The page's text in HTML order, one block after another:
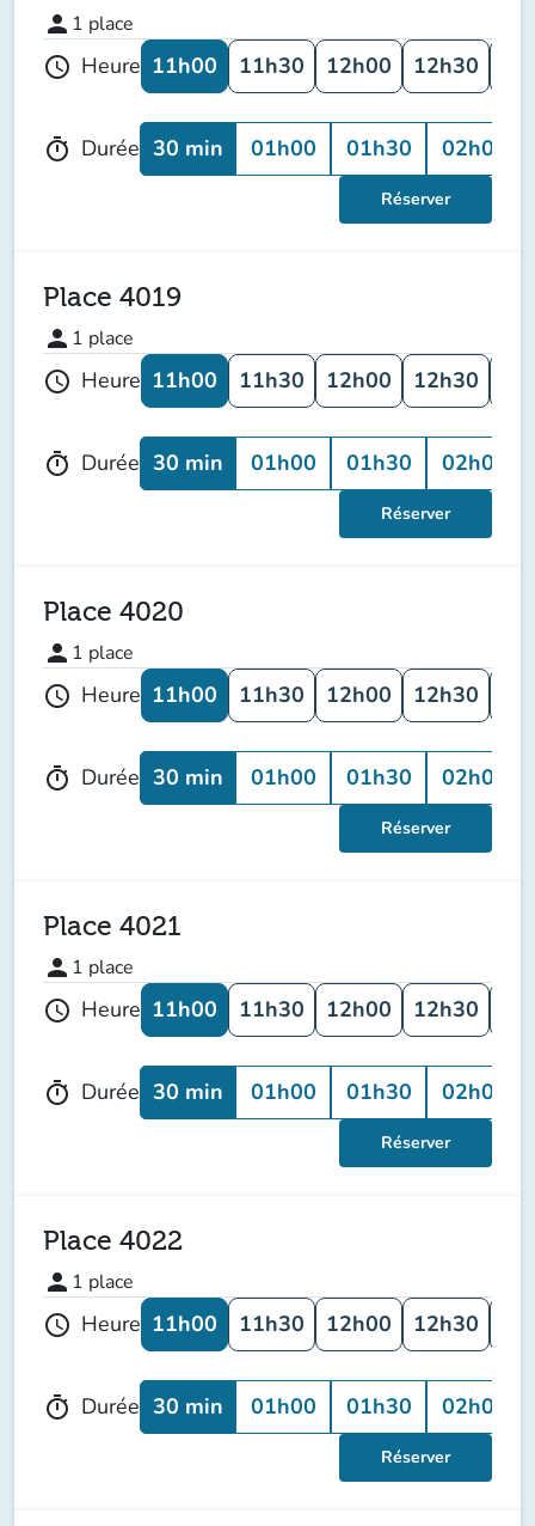
person 1 place
schedule Heure 11h00 11h30 12h00 12h30
timer Durée 30 min 01h00 01h30 02h00
Réserver
Place 4019
person 1 place
schedule Heure 11h00 11h30 12h00 12h30
timer Durée 30 min 01h00 01h30 02h00
Réserver
Place 4020
person 1 place
schedule Heure 11h00 11h30 12h00 12h30
timer Durée 30 min 01h00 01h30 02h00
Réserver
Place 4021
person 1 place
schedule Heure 11h00 11h30 12h00 12h30
timer Durée 30 min 01h00 01h30 02h00
Réserver
Place 4022
person 1 place
schedule Heure 11h00 11h30 12h00 12h30
timer Durée 30 min 01h00 01h30 02h00
Réserver